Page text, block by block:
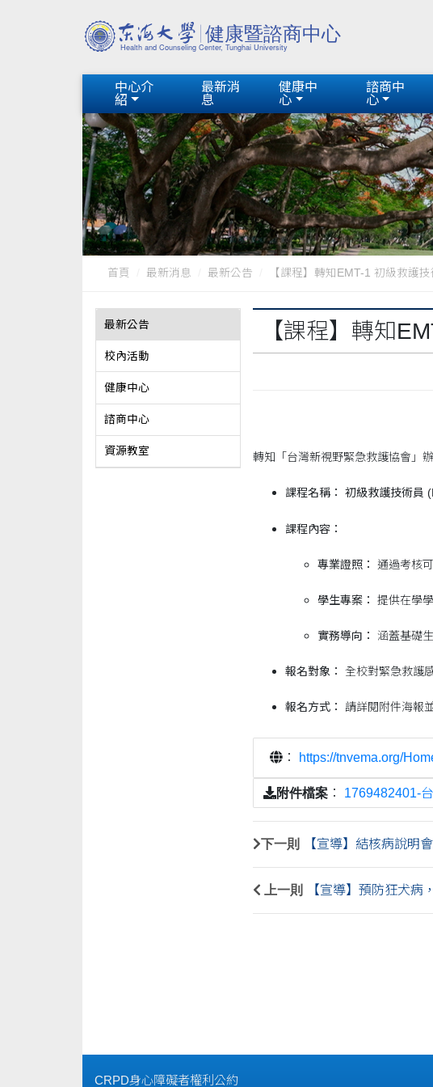
中心介
紹
最新消
息
健康中
心
諮商中
心
首頁 最新消息 最新公告 【課程】轉知EMT-1 初級救護
最新公告
校內活動
健康中心
諮商中心
資源教室
【課程】轉知
轉知「台灣新視野緊急救護協會」
課程名稱： 初級救護技術員
課程內容：
專業證照： 通過考核
學生專案： 提供在學
實務導向： 涵蓋基礎
報名對象： 全校對緊急救護
報名方式： 請詳閱附件海報
： https://tnvema.org/
附件檔案 ： 1769482401-
下一則 【宣導】結核病說明
上一則 【宣導】預防狂犬病
CRPD身心障礙者權利公約